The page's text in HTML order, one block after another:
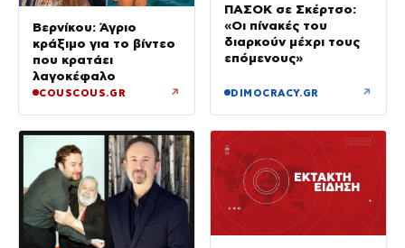
Βερνίκου: Άγριο
κράξιμο για το βίντεο
που κρατάει
λαγοκέφαλο
COUSCOUS.GR ↗
ΠΑΣΟΚ σε Σκέρτσο:
«Οι πίνακές του
διαρκούν μέχρι τους
επόμενους»
DIMOCRACY.GR ↗